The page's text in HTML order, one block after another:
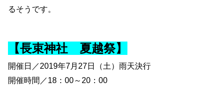
るそうです。
【長束神社 夏越祭】
開催日／2019年7月27日（土）雨天決行
開催時間／18：00～20：00